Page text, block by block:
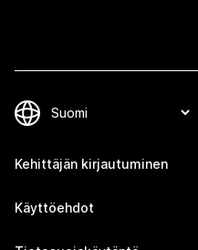
Kehittäjän kirjautuminen
Käyttöehdot